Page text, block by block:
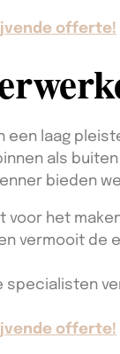
offerte!
een laag
als
bieden
voor het
vermooit de
specialisten
offerte!